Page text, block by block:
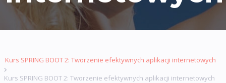
Kurs SPRING BOOT 2: Tworzenie efektywnych aplikacji internetowych
Kurs SPRING BOOT 2: Tworzenie efektywnych aplikacji internetowych